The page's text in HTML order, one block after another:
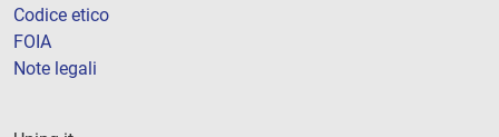
Codice etico
FOIA
Note legali